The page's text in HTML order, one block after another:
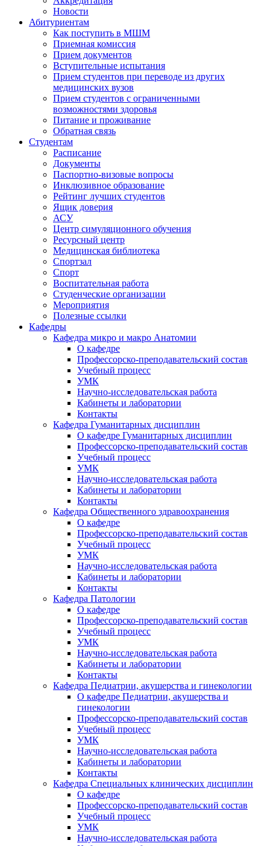
Новости
Абитуриентам
Как поступить в МШМ
Приемная комиссия
Прием документов
Вступительные испытания
Прием студентов при переводе из других
медицинских вузов
Прием студентов с ограниченными
возможностями здоровья
Питание и проживание
Обратная связь
Студентам
Расписание
Документы
Паспортно-визовые вопросы
Инклюзивное образование
Рейтинг лучших студентов
Ящик доверия
АСУ
Центр симуляционного обучения
Ресурсный центр
Медицинская библиотека
Спортзал
Спорт
Воспитательная работа
Студенческие организации
Мероприятия
Полезные ссылки
Кафедры
Кафедра микро и макро Анатомии
О кафедре
Профессорско-преподавательский состав
Учебный процесс
УМК
Научно-исследовательская работа
Кабинеты и лаборатории
Контакты
Кафедра Гуманитарных дисциплин
О кафедре Гуманитарных дисциплин
Профессорско-преподавательский состав
Учебный процесс
УМК
Научно-исследовательская работа
Кабинеты и лаборатории
Контакты
Кафедра Общественного здравоохранения
О кафедре
Профессорско-преподавательский состав
Учебный процесс
УМК
Научно-исследовательская работа
Кабинеты и лаборатории
Контакты
Кафедра Патологии
О кафедре
Профессорско-преподавательский состав
Учебный процесс
УМК
Научно-исследовательская работа
Кабинеты и лаборатории
Контакты
Кафедра Педиатрии, акушерства и гинекологии
О кафедре Педиатрии, акушерства и
гинекологии
Профессорско-преподавательский состав
Учебный процесс
УМК
Научно-исследовательская работа
Кабинеты и лаборатории
Контакты
Кафедра Специальных клинических дисциплин
О кафедре
Профессорско-преподавательский состав
Учебный процесс
УМК
Научно-исследовательская работа